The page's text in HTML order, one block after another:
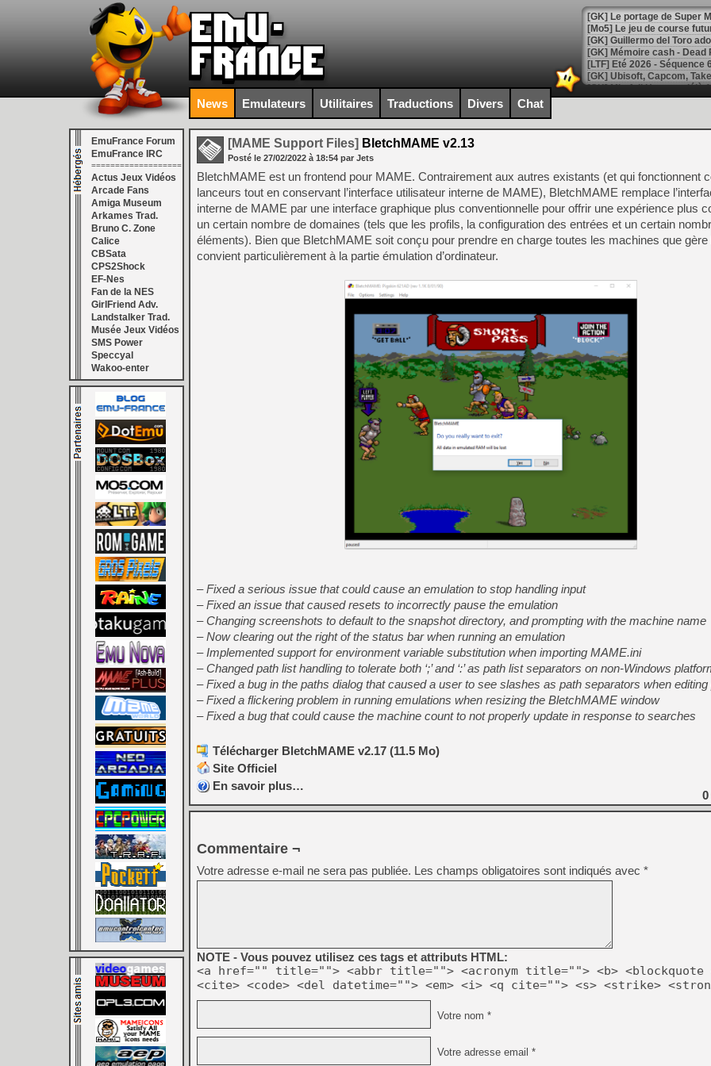
[GK] Le portage de Super
[Mo5] Le jeu de course
[GK] Guillermo del Toro
[LTF] Eté 2026 - Séquence
[GK] Mistfall Hunter : déjà
[GK] Wo Long 2 évolue
[GK] Crossfire : un TPS à
[LS] [PS5] Premiers
[Mo5] DOOM arrive en
[GK] Bethesda fête les 30
[GK] Roblox : l'action en
[GK] Agenda - GeForce
[GK] Devolver Digital en a
[LS] [PS5] ps5-y2jb-
[GK] Pourquoi Marvel
[GK] Test : Restory : Chill
[GK] GTA 6 : Rockstar
[GK] Hot Wheels Infinite
[GK] Mémoire cash -
[GK] Résultats Nintendo :
[GK] Déjà des
[Mo5] Brickboy cherche à
[GK] Minecraft et ses «
[GK] Beast of
[GK] Ubisoft : fin de partie
[GK] Mémoire cash -
[GK] Dan Houser (GTA)
[GK] Comment EA Sports
[GK] Crimson Moon : un
[GK] Isle of Reveries : le
[GK] Moonlighter 2 : The
News Emulateurs Utilitaires Traductions Divers Chat
EmuFrance Forum
EmuFrance IRC
===================
Actus Jeux Vidéos
Arcade Fans
Amiga Museum
Arkames Trad.
Bruno C. Zone
Calice
CBSata
CPS2Shock
EF-Nes
Fan de la NES
GirlFriend Adv.
Landstalker Trad.
Musée Jeux Vidéos
SMS Power
Speccyal
Wakoo-enter
[MAME Support Files] BletchMAME v2.13
Posté le 27/02/2022 à 18:54 par Jets
BletchMAME est un frontend pour MAME. Contrairement aux autres existants (et qui fonctionnent
lanceurs tout en conservant l’interface utilisateur interne de MAME), BletchMAME remplace
interne de MAME par une interface graphique plus conventionnelle pour offrir une expérience plus
un certain nombre de domaines (tels que les profils, la configuration des entrées et un certain
éléments). Bien que BletchMAME soit conçu pour prendre en charge toutes les machines que
convient particulièrement à la partie émulation d’ordinateur.
– Fixed a serious issue that could cause an emulation to stop handling input
– Fixed an issue that caused resets to incorrectly pause the emulation
– Changing screenshots to default to the snapshot directory, and prompting with the machine name
– Now clearing out the right of the status bar when running an emulation
– Implemented support for environment variable substitution when importing MAME.ini
– Changed path list handling to tolerate both ‘;’ and ‘:’ as path list separators on non-Windows
– Fixed a bug in the paths dialog that caused a user to see slashes as path separators when
– Fixed a flickering problem in running emulations when resizing the BletchMAME window
– Fixed a bug that could cause the machine count to not properly update in response to searches
Télécharger BletchMAME v2.17 (11.5 Mo)
Site Officiel
En savoir plus…
0
Commentaire ¬
Votre adresse e-mail ne sera pas publiée. Les champs obligatoires sont indiqués avec *
NOTE - Vous pouvez utilisez ces tags et attributs HTML:
<a href="" title=""> <abbr title=""> <acronym title=""> <b> <blockquote
<cite> <code> <del datetime=""> <em> <i> <q cite=""> <s> <strike>
Votre nom *
Votre adresse email *